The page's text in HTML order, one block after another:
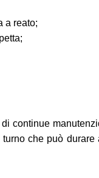
a reato;
continue
che può durare